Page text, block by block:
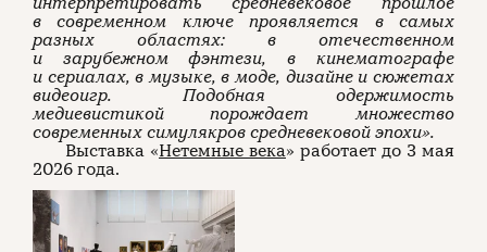
в современном ключе проявляется в самых
разных областях: в отечественном
и зарубежном фэнтези, в кинематографе
и сериалах, в музыке, в моде, дизайне и сюжетах
видеоигр. Подобная одержимость
медиевистикой порождает множество
современных симулякров средневековой эпохи».
Выставка «Нетемные века» работает до 3 мая
2026 года.